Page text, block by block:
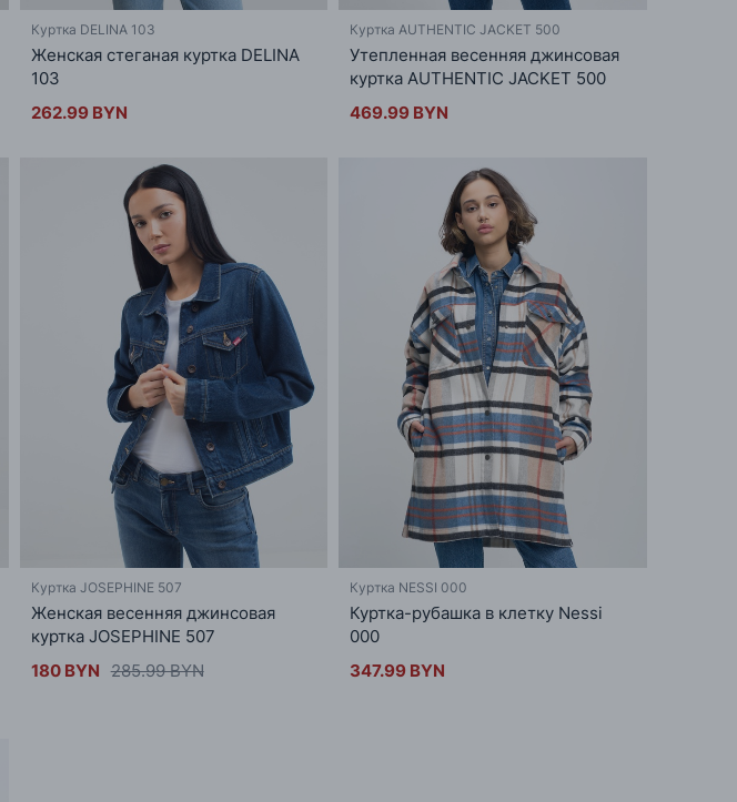
Куртка DELINA 103
Женская стеганая куртка DELINA
103
262.99 BYN
Куртка AUTHENTIC JACKET 500
Утепленная весенняя джинсовая
куртка AUTHENTIC JACKET 500
469.99 BYN
Куртка JOSEPHINE 507
Женская весенняя джинсовая
куртка JOSEPHINE 507
180 BYN 285.99 BYN
Куртка NESSI 000
Куртка-рубашка в клетку Nessi
000
347.99 BYN